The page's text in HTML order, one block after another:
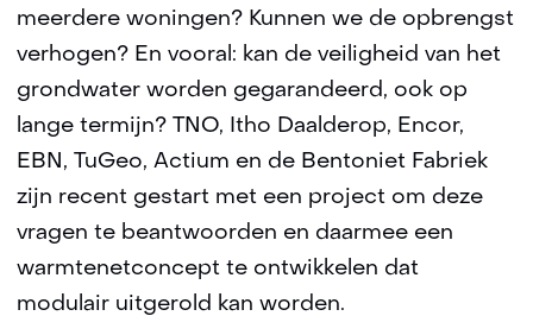
meerdere woningen? Kunnen we de opbrengst
verhogen? En vooral: kan de veiligheid van het
grondwater worden gegarandeerd, ook op
lange termijn? TNO, Itho Daalderop, Encor,
EBN, TuGeo, Actium en de Bentoniet Fabriek
zijn recent gestart met een project om deze
vragen te beantwoorden en daarmee een
warmtenetconcept te ontwikkelen dat
modulair uitgerold kan worden.